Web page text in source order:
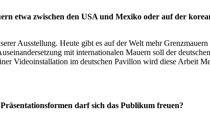
etwa zwischen den USA und Mexiko oder auf der
Ausstellung. Heute gibt es auf der Welt mehr
mit internationalen Mauern soll der
Videoinstallation im deutschen Pavillon wird diese Arbeit
darf sich das Publikum freuen?